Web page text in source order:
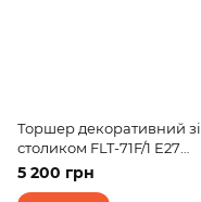
Торшер декоративний зі
столиком FLT-71F/1 E27
USB+WC
5 200 грн